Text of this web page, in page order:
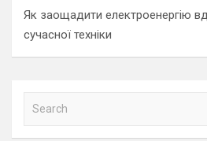
Як заощадити електроенергію
сучасної техніки